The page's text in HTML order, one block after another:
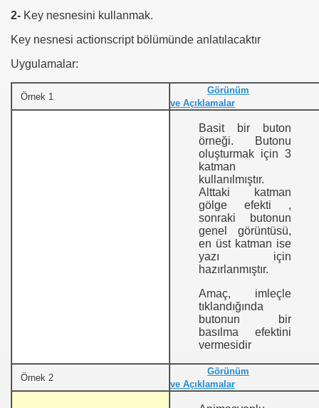
2- Key nesnesini kullanmak.
Key nesnesi actionscript bölümünde anlatılacaktır
Uygulamalar:
Örnek 1
Görünüm
ve Açıklamalar
Basit bir buton
örneği. Butonu
oluşturmak için 3
katman
kullanılmıştır.
Alttaki katman
gölge efekti ,
sonraki butonun
genel görüntüsü,
en üst katman ise
yazı için
hazırlanmıştır.
Amaç, imleçle
tıklandığında
butonun bir
basılma efektini
vermesidir
Örnek 2
Görünüm
ve Açıklamalar